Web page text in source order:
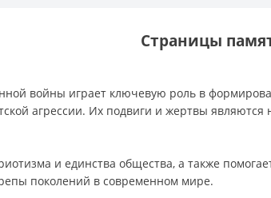
Страницы
войны играет ключевую роль в
агрессии. Их подвиги и жертвы
и единства общества, а также
поколений в современном мире.